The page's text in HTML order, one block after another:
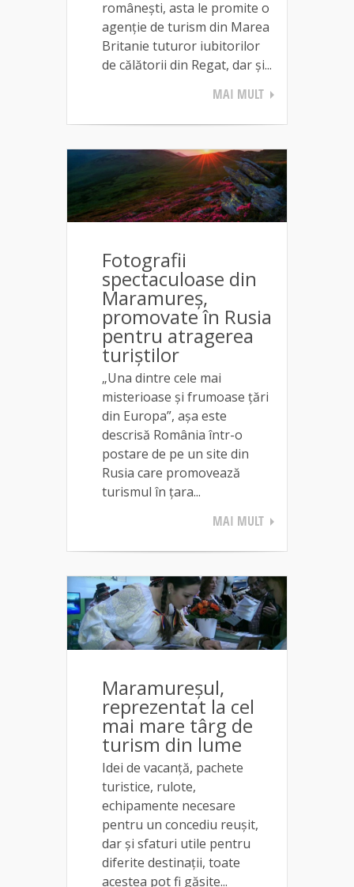
românești, asta le promite o
agenție de turism din Marea
Britanie tuturor iubitorilor
de călătorii din Regat, dar și...
MAI MULT
Fotografii
spectaculoase din
Maramureș,
promovate în Rusia
pentru atragerea
turiștilor
„Una dintre cele mai
misterioase și frumoase țări
din Europa”, așa este
descrisă România într-o
postare de pe un site din
Rusia care promovează
turismul în țara...
MAI MULT
Maramureșul,
reprezentat la cel
mai mare târg de
turism din lume
Idei de vacanță, pachete
turistice, rulote,
echipamente necesare
pentru un concediu reușit,
dar și sfaturi utile pentru
diferite destinații, toate
acestea pot fi găsite...